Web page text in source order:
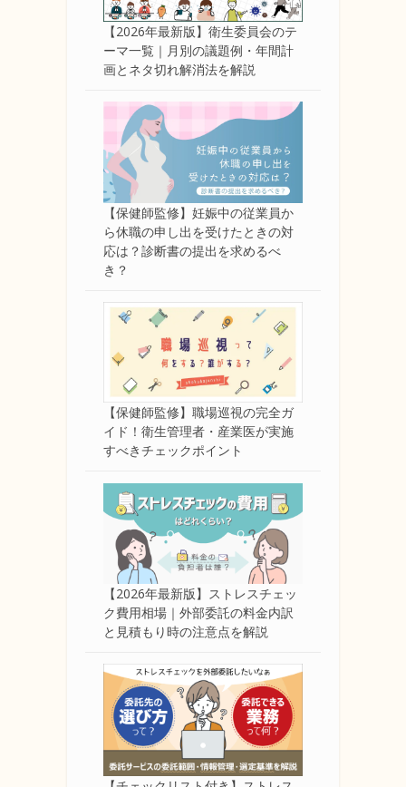
【2026年最新版】衛生委員会のテ
ーマ一覧｜月別の議題例・年間計
画とネタ切れ解消法を解説
【保健師監修】妊娠中の従業員か
ら休職の申し出を受けたときの対
応は？診断書の提出を求めるべ
き？
【保健師監修】職場巡視の完全ガ
イド！衛生管理者・産業医が実施
すべきチェックポイント
【2026年最新版】ストレスチェッ
ク費用相場｜外部委託の料金内訳
と見積もり時の注意点を解説